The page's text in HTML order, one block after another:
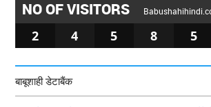
NO OF VISITORS
2 4 5 8 5
बाबूशाही डेटाबैंक